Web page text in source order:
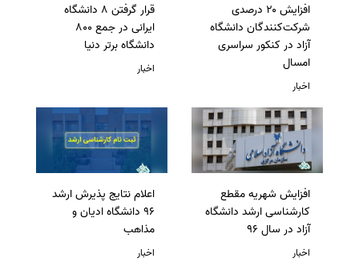
افزایش ۲۰ درصدی
شرکت‌کنندگان دانشگاه
آزاد در کنکور سراسری
امسال
اخبار
قرار گرفتن 8 دانشگاه
ایرانی در جمع 800
دانشگاه برتر دنیا
اخبار
افزایش شهریه مقطع
کارشناسی ارشد دانشگاه
آزاد در سال 96
اخبار
اعلام نتایج پذیرش ارشد
96 دانشگاه ادیان و
مذاهب
اخبار